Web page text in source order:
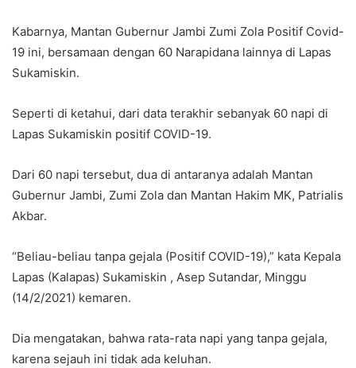
Kabarnya, Mantan Gubernur Jambi Zumi Zola Positif Covid-
19 ini, bersamaan dengan 60 Narapidana lainnya di Lapas
Sukamiskin.
Seperti di ketahui, dari data terakhir sebanyak 60 napi di
Lapas Sukamiskin positif COVID-19.
Dari 60 napi tersebut, dua di antaranya adalah Mantan
Gubernur Jambi, Zumi Zola dan Mantan Hakim MK, Patrialis
Akbar.
“Beliau-beliau tanpa gejala (Positif COVID-19),” kata Kepala
Lapas (Kalapas) Sukamiskin , Asep Sutandar, Minggu
(14/2/2021) kemaren.
Dia mengatakan, bahwa rata-rata napi yang tanpa gejala,
karena sejauh ini tidak ada keluhan.